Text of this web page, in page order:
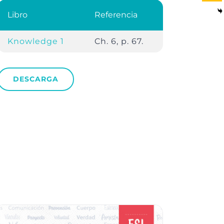
Libro Referencia
Knowledge 1 Ch. 6, p. 67.
DESCARGA